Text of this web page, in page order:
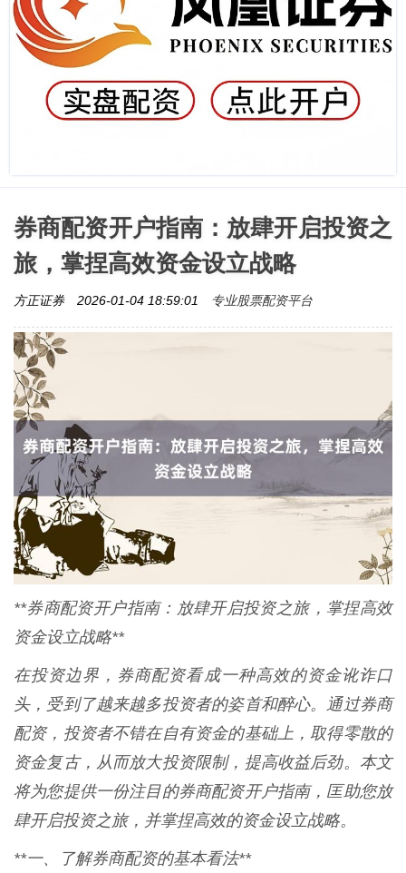
券商配资开户指南：放肆开启投资之
旅，掌捏高效资金设立战略
方正证券 2026-01-04 18:59:01 专业股票配资平台
**券商配资开户指南：放肆开启投资之旅，掌捏高效
资金设立战略**
在投资边界，券商配资看成一种高效的资金讹诈口
头，受到了越来越多投资者的姿首和醉心。通过券商
配资，投资者不错在自有资金的基础上，取得零散的
资金复古，从而放大投资限制，提高收益后劲。本文
将为您提供一份注目的券商配资开户指南，匡助您放
肆开启投资之旅，并掌捏高效的资金设立战略。
**一、了解券商配资的基本看法**